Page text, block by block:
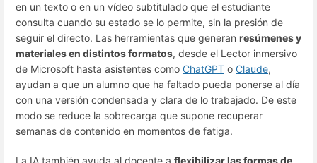
en un texto o en un vídeo subtitulado que el estudiante
consulta cuando su estado se lo permite, sin la presión de
seguir el directo. Las herramientas que generan resúmenes y
materiales en distintos formatos, desde el Lector inmersivo
de Microsoft hasta asistentes como ChatGPT o Claude,
ayudan a que un alumno que ha faltado pueda ponerse al día
con una versión condensada y clara de lo trabajado. De este
modo se reduce la sobrecarga que supone recuperar
semanas de contenido en momentos de fatiga.
La IA también ayuda al docente a flexibilizar las formas de